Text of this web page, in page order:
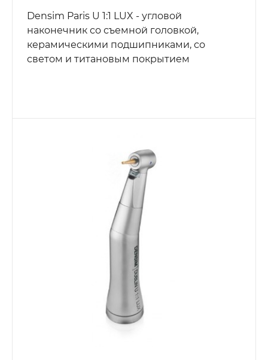
Densim Paris U 1:1 LUX - угловой
наконечник со съемной головкой,
керамическими подшипниками, со
светом и титановым покрытием